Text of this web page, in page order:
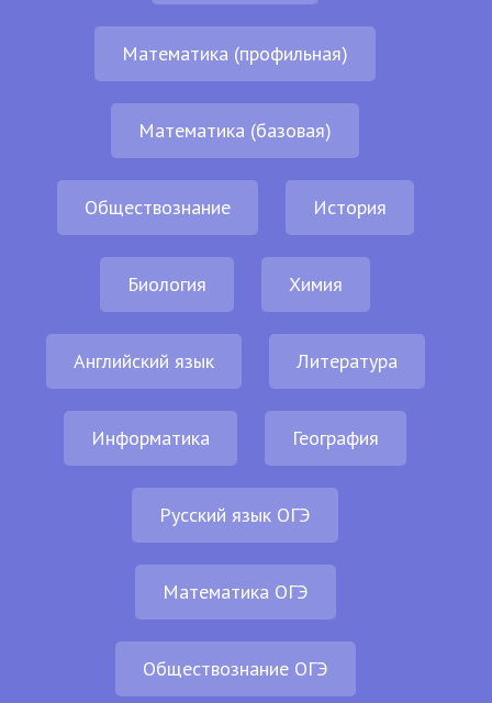
Математика (профильная)
Математика (базовая)
Обществознание История
Биология Химия
Английский язык Литература
Информатика География
Русский язык ОГЭ
Математика ОГЭ
Обществознание ОГЭ